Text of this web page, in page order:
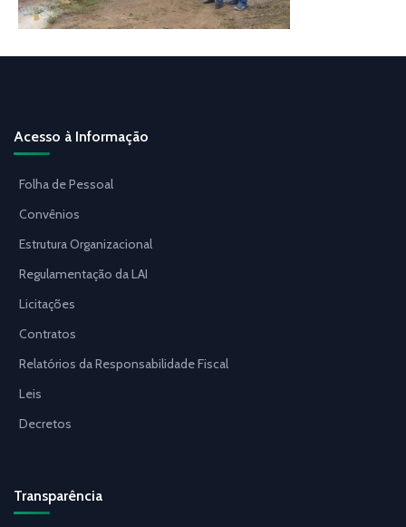
Acesso à Informação
Folha de Pessoal
Convênios
Estrutura Organizacional
Regulamentação da LAI
Licitações
Contratos
Relatórios da Responsabilidade Fiscal
Leis
Decretos
Transparência